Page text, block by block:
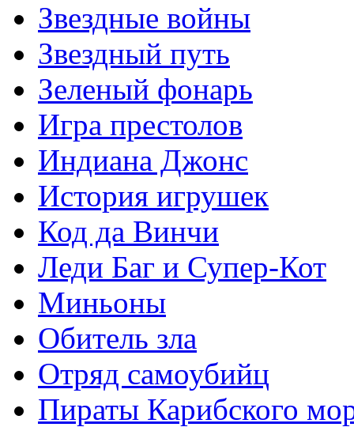
Звездные войны
Звездный путь
Зеленый фонарь
Игра престолов
Индиана Джонс
История игрушек
Код да Винчи
Леди Баг и Супер-Кот
Миньоны
Обитель зла
Отряд самоубийц
Пираты Карибского